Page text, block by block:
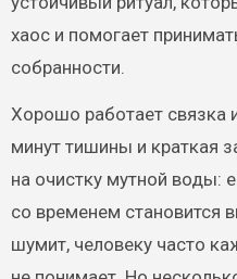
хаос и помогает
собранности.
Хорошо работает связка
минут тишины и краткая
на очистку мутной воды:
со временем становится
шумит, человеку часто